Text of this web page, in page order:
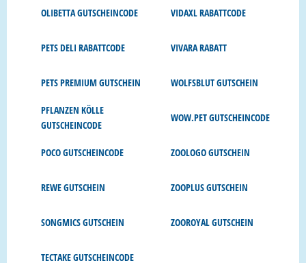
OLIBETTA GUTSCHEINCODE
PETS DELI RABATTCODE
PETS PREMIUM GUTSCHEIN
PFLANZEN KÖLLE
GUTSCHEINCODE
POCO GUTSCHEINCODE
REWE GUTSCHEIN
SONGMICS GUTSCHEIN
TECTAKE GUTSCHEINCODE
VIDAXL RABATTCODE
VIVARA RABATT
WOLFSBLUT GUTSCHEIN
WOW.PET GUTSCHEINCODE
ZOOLOGO GUTSCHEIN
ZOOPLUS GUTSCHEIN
ZOOROYAL GUTSCHEIN